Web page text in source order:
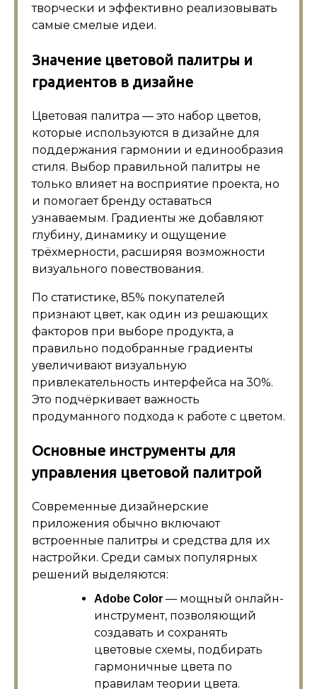
творчески и эффективно реализовывать
самые смелые идеи.
Значение цветовой палитры и
градиентов в дизайне
Цветовая палитра — это набор цветов,
которые используются в дизайне для
поддержания гармонии и единообразия
стиля. Выбор правильной палитры не
только влияет на восприятие проекта, но
и помогает бренду оставаться
узнаваемым. Градиенты же добавляют
глубину, динамику и ощущение
трёхмерности, расширяя возможности
визуального повествования.
По статистике, 85% покупателей
признают цвет, как один из решающих
факторов при выборе продукта, а
правильно подобранные градиенты
увеличивают визуальную
привлекательность интерфейса на 30%.
Это подчёркивает важность
продуманного подхода к работе с цветом.
Основные инструменты для
управления цветовой палитрой
Современные дизайнерские
приложения обычно включают
встроенные палитры и средства для их
настройки. Среди самых популярных
решений выделяются:
Adobe Color — мощный онлайн-
инструмент, позволяющий
создавать и сохранять
цветовые схемы, подбирать
гармоничные цвета по
правилам теории цвета.